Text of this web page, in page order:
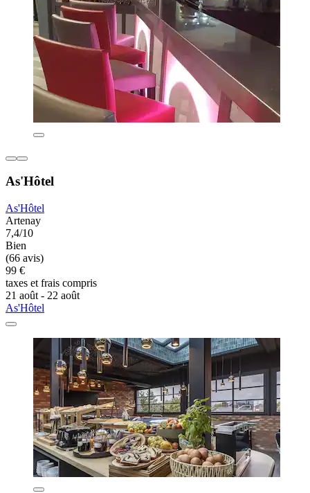
As'Hôtel
As'Hôtel
Artenay
7,4/10
Bien
(66 avis)
99 €
taxes et frais compris
21 août - 22 août
As'Hôtel